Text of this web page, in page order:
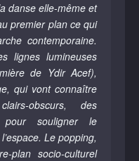
danse elle-même et
premier plan ce qui
contemporaine.
lignes lumineuses
de Ydir Acef),
qui vont connaître
obscurs, des
pour souligner le
Le popping,
plan socio-culturel